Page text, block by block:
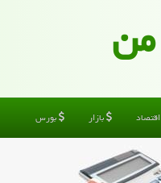
اقتصاد بازار بورس